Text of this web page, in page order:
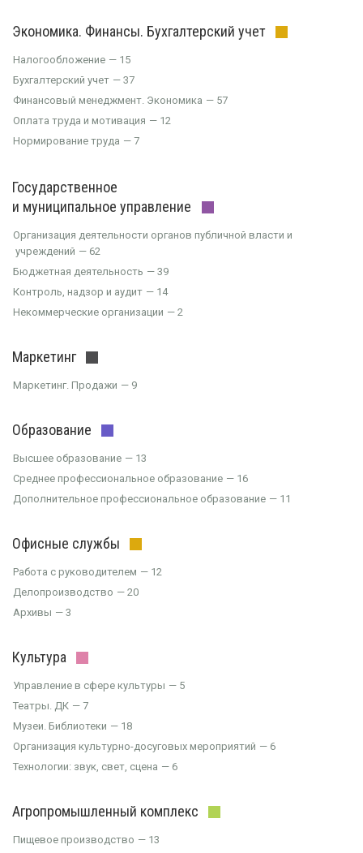
Экономика. Финансы. Бухгалтерский учет
Налогообложение
15
Бухгалтерский учет
37
Финансовый менеджмент. Экономика
57
Оплата труда и мотивация
12
Нормирование труда
7
Государственное
и муниципальное управление
Организация деятельности органов публичной власти и
учреждений
62
Бюджетная деятельность
39
Контроль, надзор и аудит
14
Некоммерческие организации
2
Маркетинг
Маркетинг. Продажи 9
Образование
Высшее образование
13
Среднее профессиональное образование
16
Дополнительное профессиональное образование
11
Офисные службы
Работа с руководителем
12
Делопроизводство
20
Архивы
3
Культура
Управление в сфере культуры
5
Театры. ДК
7
Музеи. Библиотеки
18
Организация культурно-досуговых мероприятий
6
Технологии: звук, свет, сцена
6
Агропромышленный комплекс
Пищевое производство
13